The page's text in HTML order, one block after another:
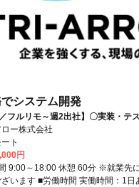
システム開発
／フルリモ～週2出社】〇実装・テ
貸与あり
ロー株式会社
ト
円
9:00～18:00 休憩 60分 ※就業先
います ■労働時間 実働時間：1日